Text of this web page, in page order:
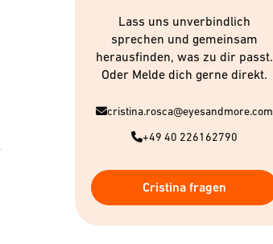
Lass uns unverbindlich
sprechen und gemeinsam
herausfinden, was zu dir passt.
Oder Melde dich gerne direkt.
cristina.rosca@eyesandmore.com
+49 40 226162790
Cristina fragen